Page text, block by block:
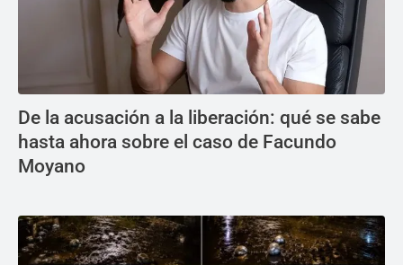
De la acusación a la liberación: qué se sabe
hasta ahora sobre el caso de Facundo
Moyano